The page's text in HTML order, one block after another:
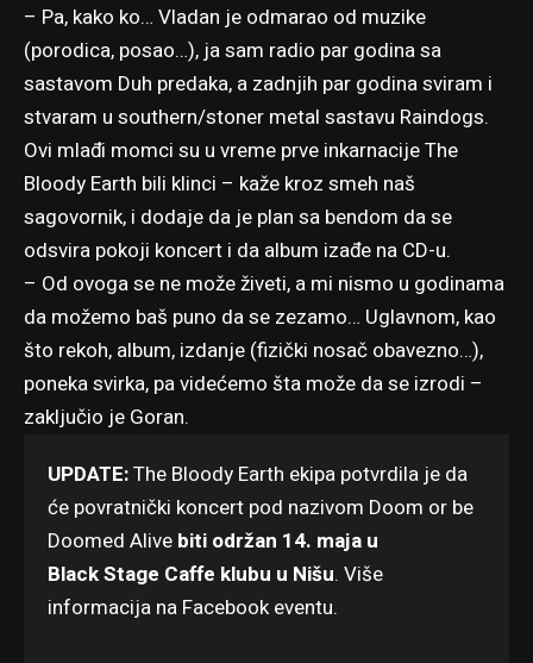
– Pa, kako ko… Vladan je odmarao od muzike
(porodica, posao…), ja sam radio par godina sa
sastavom Duh predaka, a zadnjih par godina sviram i
stvaram u southern/stoner metal sastavu Raindogs.
Ovi mlađi momci su u vreme prve inkarnacije The
Bloody Earth bili klinci – kaže kroz smeh naš
sagovornik, i dodaje da je plan sa bendom da se
odsvira pokoji koncert i da album izađe na CD-u.
– Od ovoga se ne može živeti, a mi nismo u godinama
da možemo baš puno da se zezamo… Uglavnom, kao
što rekoh, album, izdanje (fizički nosač obavezno…),
poneka svirka, pa videćemo šta može da se izrodi –
zaključio je Goran.
UPDATE:The Bloody Earth ekipa potvrdila je da
će povratnički koncert pod nazivom Doom or be
Doomed Alive biti održan 14. maja u
Black Stage Caffe klubu u Nišu. Više
informacija na Facebook eventu.